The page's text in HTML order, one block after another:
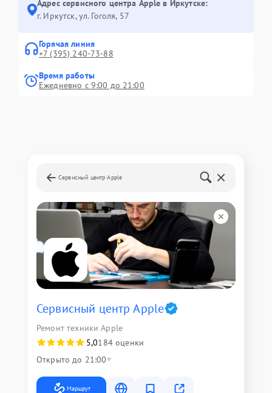
Адрес сервисного центра Apple в Иркутске:
г. Иркутск, ул. ​Гоголя, 57
Горячая линия
+7 (395) 240-73-88
Время работы
Ежедневно с 9:00 до 21:00
Сервисный центр Apple
Сервисный центр Apple
Ремонт техники Apple
5,0184 оценки
Открыто до 21:00
Маршрут